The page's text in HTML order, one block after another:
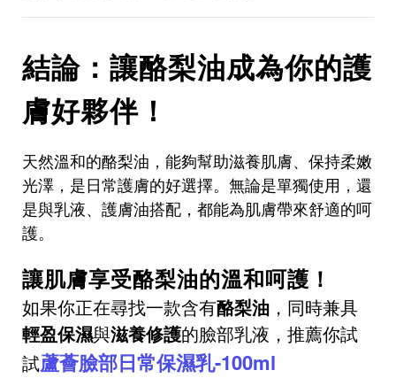
結論：讓酪梨油成為你的護
膚好夥伴！
天然溫和的酪梨油，能夠幫助滋養肌膚、保持柔嫩
光澤，是日常護膚的好選擇。無論是單獨使用，還
是與乳液、護膚油搭配，都能為肌膚帶來舒適的呵
護。
讓肌膚享受酪梨油的溫和呵護！
如果你正在尋找一款含有酪梨油 ，同時兼具
輕盈保濕與滋養修護的臉部乳液，推薦你試
試蘆薈臉部日常保濕乳-100ml